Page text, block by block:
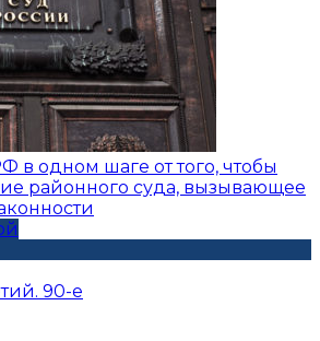
в одном шаге от того, чтобы
районного суда, вызывающее
90-е